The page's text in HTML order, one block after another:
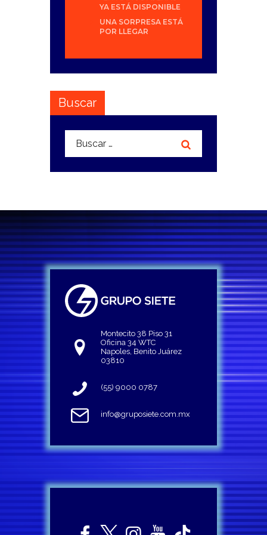
YA ESTÁ DISPONIBLE
UNA SORPRESA ESTÁ
POR LLEGAR
Buscar
Buscar:
Montecito 38 Piso 31
Oficina 34 WTC
Napoles, Benito Juárez
03810
(55) 9000 0787
info@gruposiete.com.mx